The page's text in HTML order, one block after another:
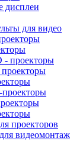
дисплеи
для видео
- проекторы
проекторов